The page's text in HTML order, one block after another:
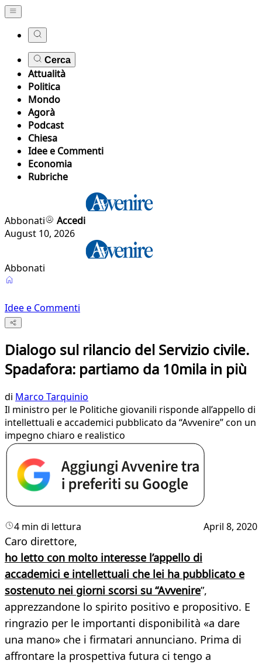
Cerca
Attualità
Politica
Mondo
Agorà
Podcast
Chiesa
Idee e Commenti
Economia
Rubriche
Abbonati
Accedi
August 10, 2026
Abbonati
Idee e Commenti
Dialogo sul rilancio del Servizio civile.
Spadafora: partiamo da 10mila in più
di Marco Tarquinio
Il ministro per le Politiche giovanili risponde all’appello di
intellettuali e accademici pubblicato da “Avvenire” con un
impegno chiaro e realistico
4 min di lettura April 8, 2020
Caro direttore,
ho letto con molto interesse l’appello di
accademici e intellettuali che lei ha pubblicato e
sostenuto nei giorni scorsi su “Avvenire”,
apprezzandone lo spirito positivo e propositivo. E
ringrazio per le importanti disponibilità «a dare
una mano» che i firmatari annunciano. Prima di
affrontare la prospettiva futura ci tengo a